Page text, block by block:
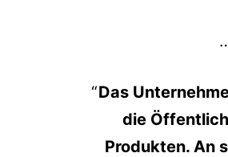
Das
die
Produkten. An